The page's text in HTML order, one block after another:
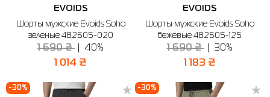
EVOIDS
Шорты мужские Evoids Soho
зеленые 482605-020
1 690 ₴ 40%
1 014 ₴
EVOIDS
Шорты мужские Evoids Soho
бежевые 482605-125
1 690 ₴ 30%
1 183 ₴
-30% -30%